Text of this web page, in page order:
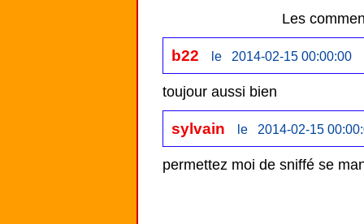
Les
b22 le 2014-02-15 00:00:00
toujour aussi bien
sylvain le 2014-02-15
permettez moi de sniffé se